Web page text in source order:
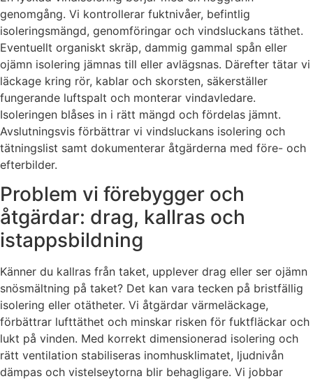
genomgång. Vi kontrollerar fuktnivåer, befintlig
isoleringsmängd, genomföringar och vindsluckans täthet.
Eventuellt organiskt skräp, dammig gammal spån eller
ojämn isolering jämnas till eller avlägsnas. Därefter tätar vi
läckage kring rör, kablar och skorsten, säkerställer
fungerande luftspalt och monterar vindavledare.
Isoleringen blåses in i rätt mängd och fördelas jämnt.
Avslutningsvis förbättrar vi vindsluckans isolering och
tätningslist samt dokumenterar åtgärderna med före- och
efterbilder.
Problem vi förebygger och
åtgärdar: drag, kallras och
istappsbildning
Känner du kallras från taket, upplever drag eller ser ojämn
snösmältning på taket? Det kan vara tecken på bristfällig
isolering eller otätheter. Vi åtgärdar värmeläckage,
förbättrar lufttäthet och minskar risken för fuktfläckar och
lukt på vinden. Med korrekt dimensionerad isolering och
rätt ventilation stabiliseras inomhusklimatet, ljudnivån
dämpas och vistelseytorna blir behagligare. Vi jobbar